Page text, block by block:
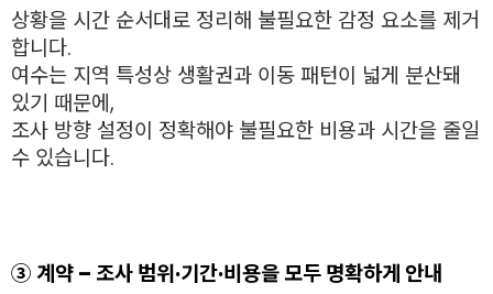
상황을 시간 순서대로 정리해 불필요한 감정 요소를 제거
합니다.
여수는 지역 특성상 생활권과 이동 패턴이 넓게 분산돼
있기 때문에,
조사 방향 설정이 정확해야 불필요한 비용과 시간을 줄일
수 있습니다.
③ 계약 – 조사 범위·기간·비용을 모두 명확하게 안내